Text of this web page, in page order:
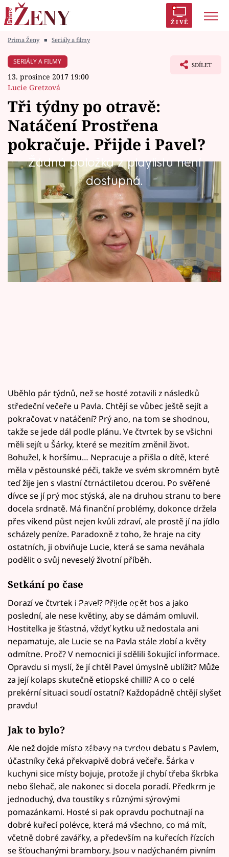
ŽIVĚ
Módní alarm
Témata
Celebrity
Vztahy
Seriály
Horoskopy
Sledujte prima+
Filmový festival Karlovy Vary
Sledujte nás
Prima Ženy ■ Seriály a filmy
SERIÁLY A FILMY
13. prosince 2017 19:00
Lucie Gretzová
SDÍLET
Tři týdny po otravě:
Natáčení Prostřena
pokračuje. Přijde i Pavel?
Žádná položka z playlistu není
dostupná.
U Šárky (46) se přerušené natáčení rozběhne
nanovo. Uslyšíme hostitelčin neveselý životní
příběh a Pavlovo vysvětlování.
Uběhlo pár týdnů, než se hosté zotavili z následků
středeční večeře u Pavla. Chtějí se vůbec ještě sejít a
pokračovat v natáčení? Prý ano, na tom se shodnou,
takže se jede dál podle plánu. Ve čtvrtek by se všichni
měli sejít u Šárky, které se mezitím změnil život.
Bohužel, k horšímu… Nepracuje a přišla o dítě, které
měla v pěstounské péči, takže ve svém skromném bytě
teď žije jen s vlastní čtrnáctiletou dcerou. Po svěřené
dívce se jí prý moc stýská, ale na druhou stranu to bere
docela srdnatě. Má finanční problémy, dokonce držela
přes víkend půst nejen kvůli zdraví, ale prostě jí na jídlo
scházely peníze. Paradoxně z toho, že hraje na city
ostatních, ji obviňuje Lucie, která se sama neváhala
podělit o svůj neveselý životní příběh.
Setkání po čase
Failed to fetch
Dorazí ve čtvrtek i Pavel? Přijde opět bos a jako
poslední, ale nese květiny, aby se dámám omluvil.
Hostitelka je šťastná, vždyť kytku už nedostala ani
nepamatuje, ale Lucie se na Pavla stále zlobí a květy
odmítne. Proč? V nemocnici jí sdělili šokující informace.
Opravdu si myslí, že jí chtěl Pavel úmyslně ublížit? Může
za její kolaps skutečně etiopské chilli? A co o celé
prekérní situaci soudí ostatní? Každopádně chtějí slyšet
pravdu!
Jak to bylo?
Failed to fetch
Ale než dojde místo zábavy na tvrdou debatu s Pavlem,
účastníky čeká překvapivě dobrá večeře. Šárka v
kuchyni sice místy bojuje, protože jí chybí třeba škrbka
nebo šlehač, ale nakonec si docela poradí. Předkrm je
jednoduchý, dva toustíky s různými sýrovými
pomazánkami. Hosté si pak opravdu pochutnají na
dobré kuřecí polévce, která má všechno, co má mít,
včetně dobré zavářky, a především na kuřecích řízcích
se šťouchanými brambory. Jsou v nadýchaném pivním